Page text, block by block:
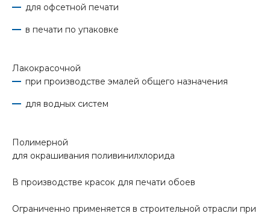
для офсетной печати
в печати по упаковке
Лакокрасочной
при производстве эмалей общего назначения
для водных систем
Полимерной
для окрашивания поливинилхлорида
В производстве красок для печати обоев
Ограниченно применяется в строительной отрасли при